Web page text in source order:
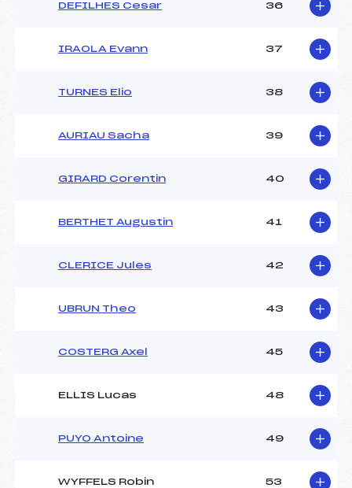
DEFILHES Cesar 36
IRAOLA Evann 37
TURNES Elio 38
AURIAU Sacha 39
GIRARD Corentin 40
BERTHET Augustin 41
CLERICE Jules 42
UBRUN Theo 43
COSTERG Axel 45
ELLIS Lucas 48
PUYO Antoine 49
WYFFELS Robin 53